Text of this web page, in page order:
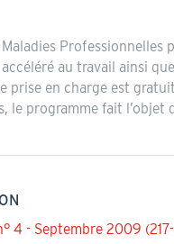
Maladies
au travail ainsi
prise en charge est
le programme fait
4 - Septembre 2009